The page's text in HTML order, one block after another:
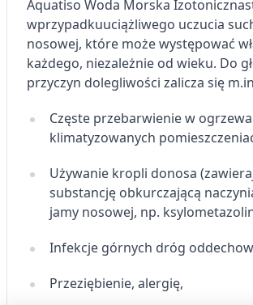
Aquatiso Woda Morska Izotoniczna
wprzypadkuuciążliwego uczucia
nosowej, które może występować
każdego, niezależnie od wieku. Do
przyczyn dolegliwości zalicza się
Częste przebarwienie w
klimatyzowanych
Używanie kropli donosa
substancję obkurczającą
jamy nosowej, np.
Infekcje górnych dróg
Przeziębienie, alergię,